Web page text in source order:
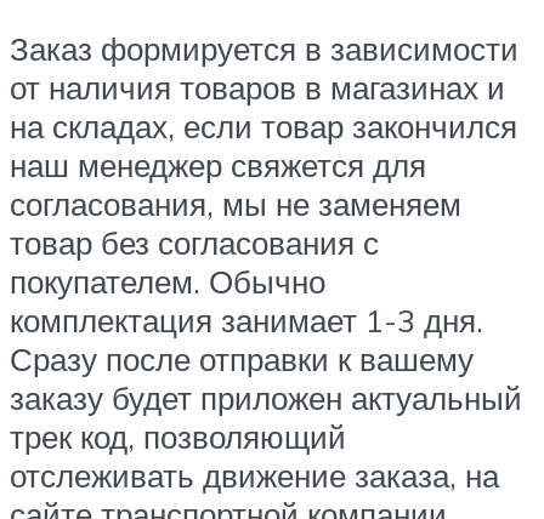
Заказ формируется в зависимости
от наличия товаров в магазинах и
на складах, если товар закончился
наш менеджер свяжется для
согласования, мы не заменяем
товар без согласования с
покупателем. Обычно
комплектация занимает 1-3 дня.
Сразу после отправки к вашему
заказу будет приложен актуальный
трек код, позволяющий
отслеживать движение заказа, на